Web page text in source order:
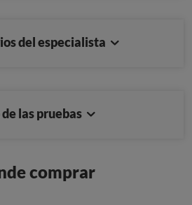
del especialista
las pruebas
comprar